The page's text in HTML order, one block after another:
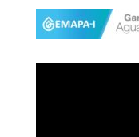
o
a